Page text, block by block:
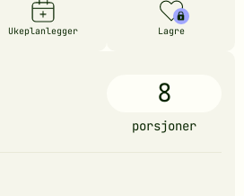
Ukeplanlegger Lagre
8
porsjoner